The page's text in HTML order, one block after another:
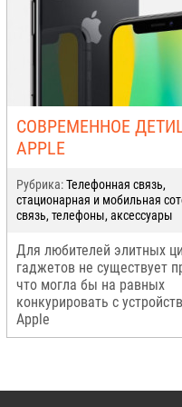
СОВРЕМЕННОЕ
APPLE
Рубрика:Телефонная связь,
стационарная и мобильная
связь, телефоны, аксессуары
Для любителей элитных
гаджетов не существует
что могла бы на равных
конкурировать с
Apple